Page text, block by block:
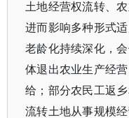
土地经营权流转、
进而影响多种形式
老龄化持续深化，
体退出农业生产经
给；部分农民工返
流转土地从事规模